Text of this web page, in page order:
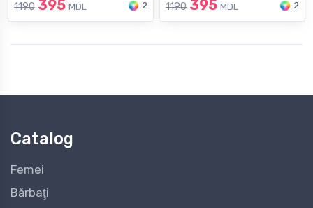
1190 395 MDL 2 1190 395 MDL 2
Catalog
Femei
Bărbaţi